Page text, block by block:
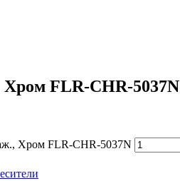
FLR-CHR-5037N
Хром FLR-CHR-5037N